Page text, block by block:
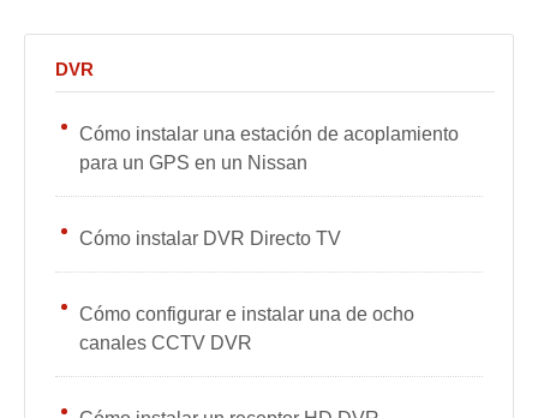
DVR
Cómo instalar una estación de acoplamiento
para un GPS en un Nissan
Cómo instalar DVR Directo TV
Cómo configurar e instalar una de ocho
canales CCTV DVR